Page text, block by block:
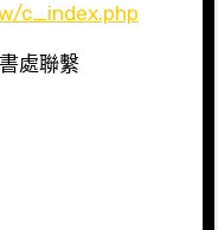
c_index.php
處聯繫